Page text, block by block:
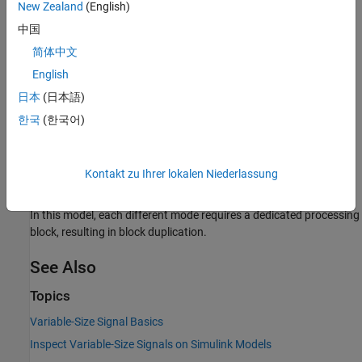
In this model, each different mode requires a dedicated processing
block, resulting in block duplication.
See Also
Topics
Variable-Size Signal Basics
Inspect Variable-Size Signals on Simulink Models
New Zealand (English)
中国
简体中文
English
日本 (日本語)
한국 (한국어)
Kontakt zu Ihrer lokalen Niederlassung